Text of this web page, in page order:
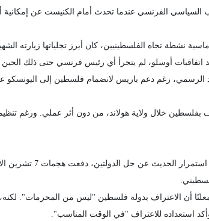
السياسي الفرنسي عندما تحدث أمام الكنيست عن
اتفاقيات أوسلو، لم يتجرأ أي رئيس فرنسي حتى ذلك
ضبط موقفه، معلنًا أن الاعتراف بدولة فلسطين "ليس من المحرمات".
استعداده للاعتراف "في الوقت المناسب".